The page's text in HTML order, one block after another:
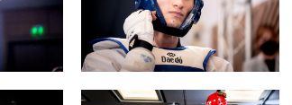
Formazione